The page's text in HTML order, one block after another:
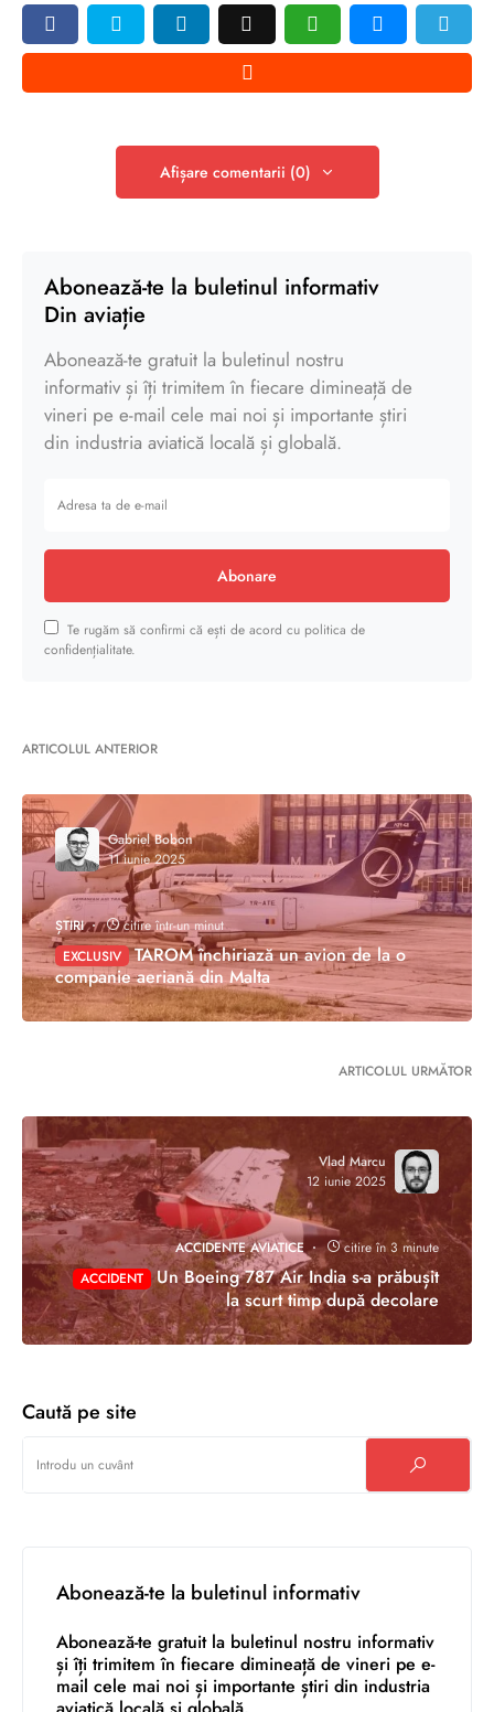
Afișare comentarii (0)
Abonează-te la buletinul informativ
Din aviație
Abonează-te gratuit la buletinul nostru
informativ și îți trimitem în fiecare dimineață de
vineri pe e-mail cele mai noi și importante știri
din industria aviatică locală și globală.
Abonare
Te rugăm să confirmi că ești de acord cu politica de
confidențialitate.
ARTICOLUL ANTERIOR
Gabriel Bobon
11 iunie 2025
ȘTIRI
citire într-un minut
EXCLUSIV TAROM închiriază un avion de la o
companie aeriană din Malta
ARTICOLUL URMĂTOR
Vlad Marcu
12 iunie 2025
ACCIDENTE AVIATICE
citire în 3 minute
ACCIDENT Un Boeing 787 Air India s-a prăbușit
la scurt timp după decolare
Caută pe site
Abonează-te la buletinul informativ
Abonează-te gratuit la buletinul nostru informativ
și îți trimitem în fiecare dimineață de vineri pe e-
mail cele mai noi și importante știri din industria